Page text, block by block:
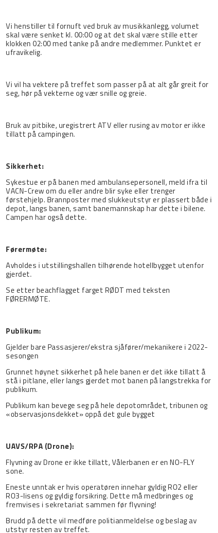
Vi henstiller til fornuft ved bruk av musikkanlegg, volumet
skal være senket kl. 00:00 og at det skal være stille etter
klokken 02:00 med tanke på andre medlemmer. Punktet er
ufravikelig.
Vi vil ha vektere på treffet som passer på at alt går greit for
seg, hør på vekterne og vær snille og greie.
Bruk av pitbike, uregistrert ATV eller rusing av motor er ikke
tillatt på campingen.
Sikkerhet:
Sykestue er på banen med ambulansepersonell, meld ifra til
VACN-Crew om du eller andre blir syke eller trenger
førstehjelp. Brannposter med slukkeutstyr er plassert både i
depot, langs banen, samt banemannskap har dette i bilene.
Campen har også dette.
Førermøte:
Avholdes i utstillingshallen tilhørende hotellbygget utenfor
gjerdet.
Se etter beachflagget farget RØDT med teksten
FØRERMØTE.
Publikum:
Gjelder bare Passasjerer/ekstra sjåfører/mekanikere i 2022-
sesongen
Grunnet høynet sikkerhet på hele banen er det ikke tillatt å
stå i pitlane, eller langs gjerdet mot banen på langstrekka for
publikum.
Publikum kan bevege seg på hele depotområdet, tribunen og
«observasjonsdekket» oppå det gule bygget
UAVS/RPA (Drone):
Flyvning av Drone er ikke tillatt, Vålerbanen er en NO-FLY
sone.
Eneste unntak er hvis operatøren innehar gyldig RO2 eller
RO3-lisens og gyldig forsikring. Dette må medbringes og
fremvises i sekretariat sammen før flyvning!
Brudd på dette vil medføre politianmeldelse og beslag av
utstyr resten av treffet.